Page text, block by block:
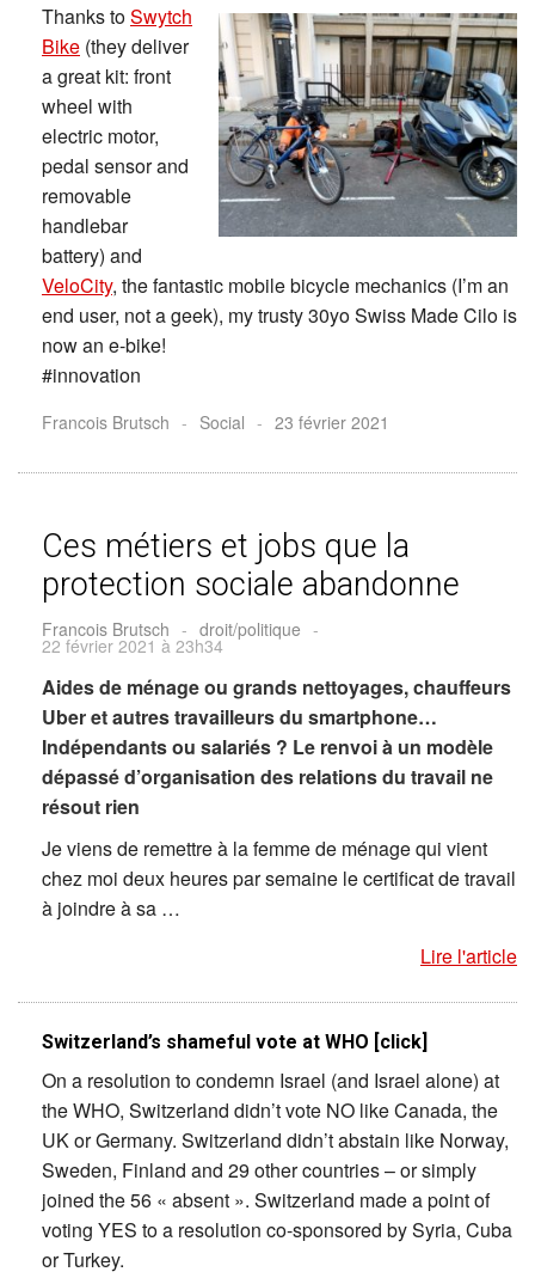
Thanks toSwytch
Bike (they deliver
a great kit: front
wheel with
electric motor,
pedal sensor and
removable
handlebar
battery) and
VeloCity, the fantastic mobile bicycle mechanics (I’m an
end user, not a geek), my trusty 30yo Swiss Made Cilo is
now an e-bike!
#innovation
Francois Brutsch - Social - 23 février 2021
Ces métiers et jobs que la
protection sociale abandonne
Francois Brutsch - droit/politique -
22 février 2021 à 23h34
Aides de ménage ou grands nettoyages, chauffeurs
Uber et autres travailleurs du smartphone…
Indépendants ou salariés ? Le renvoi à un modèle
dépassé d’organisation des relations du travail ne
résout rien
Je viens de remettre à la femme de ménage qui vient
chez moi deux heures par semaine le certificat de travail
à joindre à sa …
Lire l'article
Switzerland’s shameful vote at WHO [click]
On a resolution to condemn Israel (and Israel alone) at
the WHO, Switzerland didn’t vote NO like Canada, the
UK or Germany. Switzerland didn’t abstain like Norway,
Sweden, Finland and 29 other countries – or simply
joined the 56 « absent ». Switzerland made a point of
voting YES to a resolution co-sponsored by Syria, Cuba
or Turkey.